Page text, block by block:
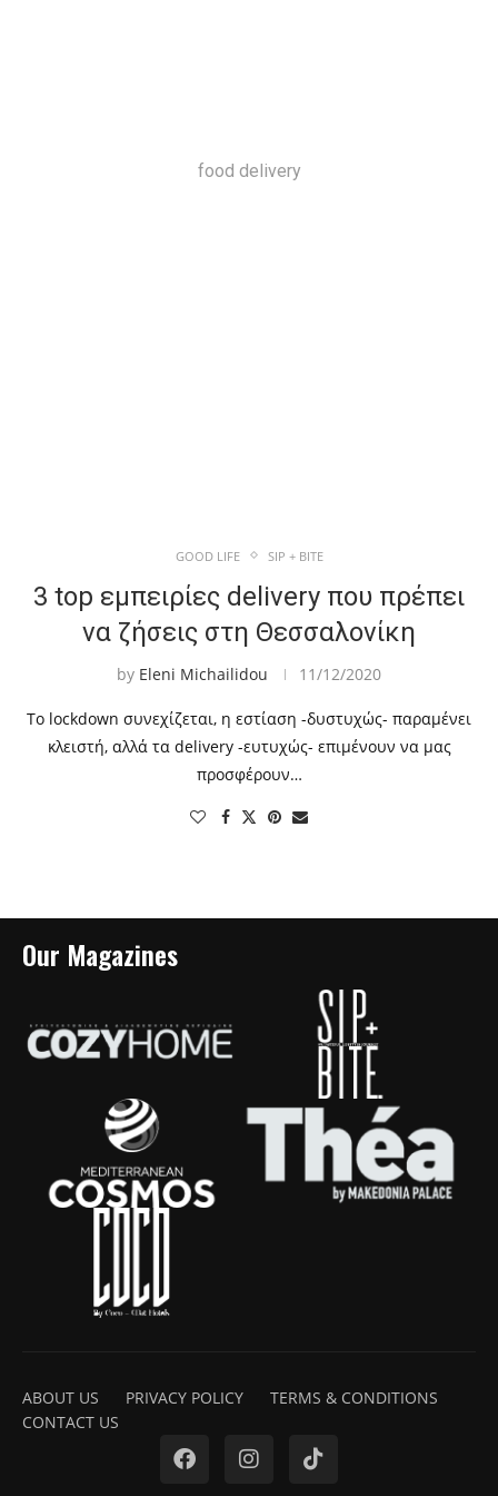
food delivery
GOOD LIFE SIP + BITE
3 top εμπειρίες delivery που πρέπει
να ζήσεις στη Θεσσαλονίκη
by Eleni Michailidou 11/12/2020
Το lockdown συνεχίζεται, η εστίαση -δυστυχώς- παραμένει
κλειστή, αλλά τα delivery -ευτυχώς- επιμένουν να μας
προσφέρουν…
Our Magazines
ABOUT US PRIVACY POLICY
TERMS & CONDITIONS
CONTACT US